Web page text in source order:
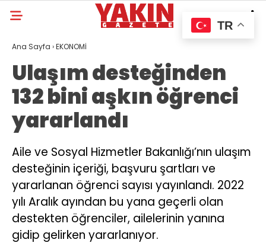
Ana Sayfa ›EKONOMİ
Ulaşım desteğinden
132 bini aşkın öğrenci
yararlandı
Aile ve Sosyal Hizmetler Bakanlığı’nın ulaşım
desteğinin içeriği, başvuru şartları ve
yararlanan öğrenci sayısı yayınlandı. 2022
yılı Aralık ayından bu yana geçerli olan
destekten öğrenciler, ailelerinin yanına
gidip gelirken yararlanıyor.
TR